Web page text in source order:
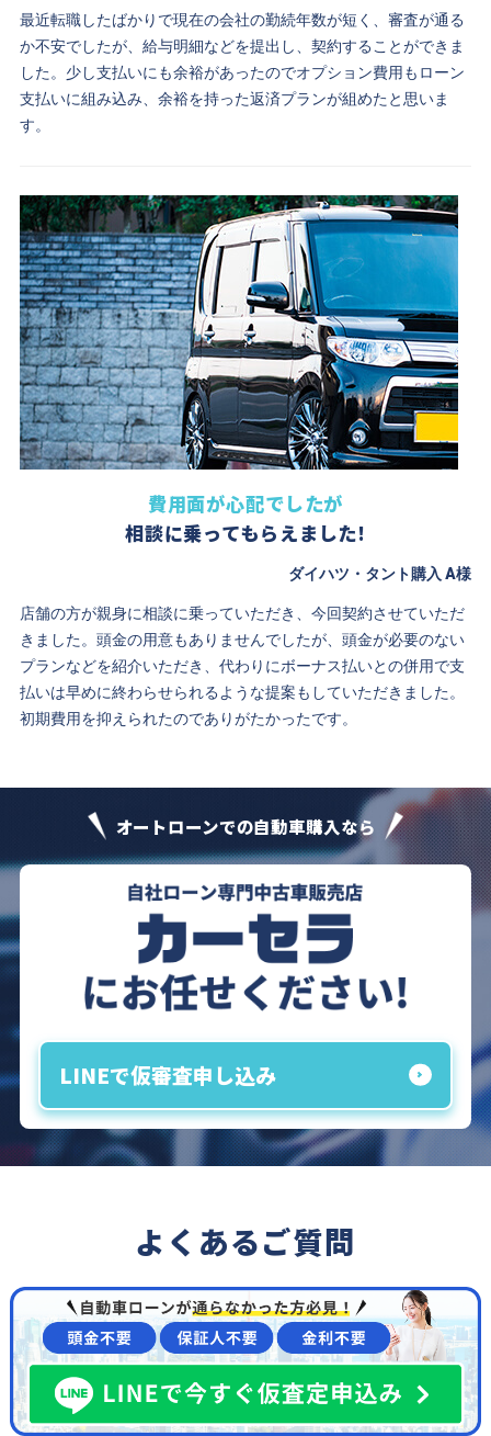
最近転職したばかりで現在の会社の勤続年数が短く、審査が通る
か不安でしたが、給与明細などを提出し、契約することができま
した。少し支払いにも余裕があったのでオプション費用もローン
支払いに組み込み、余裕を持った返済プランが組めたと思いま
す。
費用面が心配でしたが
相談に乗ってもらえました!
ダイハツ・タント購入 A様
店舗の方が親身に相談に乗っていただき、今回契約させていただ
きました。頭金の用意もありませんでしたが、頭金が必要のない
プランなどを紹介いただき、代わりにボーナス払いとの併用で支
払いは早めに終わらせられるような提案もしていただきました。
初期費用を抑えられたのでありがたかったです。
オートローンでの自動車購入なら
LINEで仮審査申し込み
よくあるご質問
車についてのご質問
納車までどれくらいですか？